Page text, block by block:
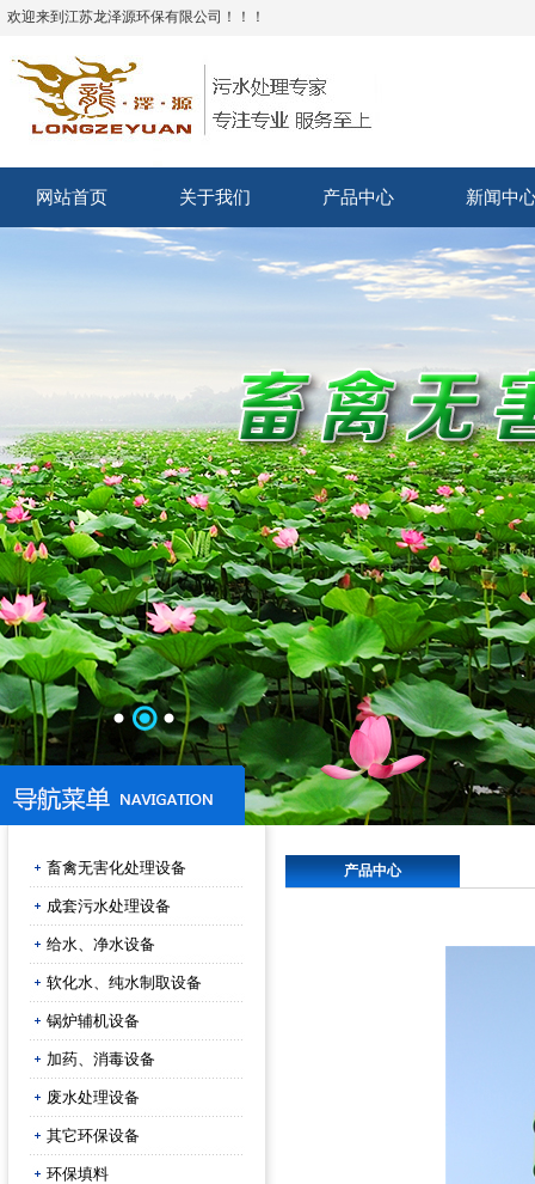
欢迎来到江苏龙泽源环保有限公司！！！
网站首页 关于我们 产品中心 新闻中
畜禽无害化处理设备
成套污水处理设备
给水、净水设备
软化水、纯水制取设备
锅炉辅机设备
加药、消毒设备
废水处理设备
其它环保设备
环保填料
产品中心